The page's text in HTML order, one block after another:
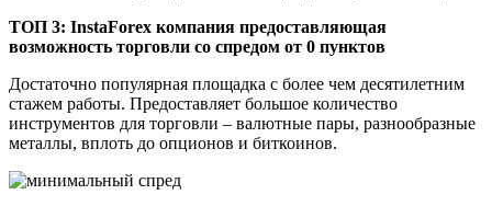
ТОП 3: InstaForex компания предоставляющая
возможность торговли со спредом от 0 пунктов
Достаточно популярная площадка с более чем десятилетним
стажем работы. Предоставляет большое количество
инструментов для торговли – валютные пары, разнообразные
металлы, вплоть до опционов и биткоинов.